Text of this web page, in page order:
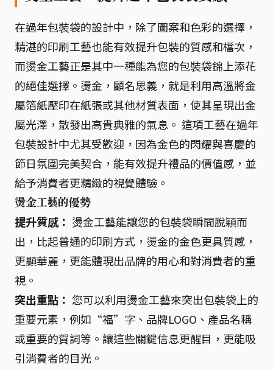
在過年包裝袋的設計中，除了圖案和色彩的選擇，
精湛的印刷工藝也能有效提升包裝的質感和檔次，
而燙金工藝正是其中一種能為您的包裝袋錦上添花
的絕佳選擇。燙金，顧名思義，就是利用高溫將金
屬箔紙壓印在紙張或其他材質表面，使其呈現出金
屬光澤，散發出高貴典雅的氣息。 這項工藝在過年
包裝設計中尤其受歡迎，因為金色的閃耀與喜慶的
節日氛圍完美契合，能有效提升禮品的價值感，並
給予消費者更精緻的視覺體驗。
燙金工藝的優勢
提升質感： 燙金工藝能讓您的包裝袋瞬間脫穎而
出，比起普通的印刷方式，燙金的金色更具質感，
更顯華麗，更能體現出品牌的用心和對消費者的重
視。
突出重點： 您可以利用燙金工藝來突出包裝袋上的
重要元素，例如“福”字、品牌LOGO、產品名稱
或重要的賀詞等。讓這些關鍵信息更醒目，更能吸
引消費者的目光。